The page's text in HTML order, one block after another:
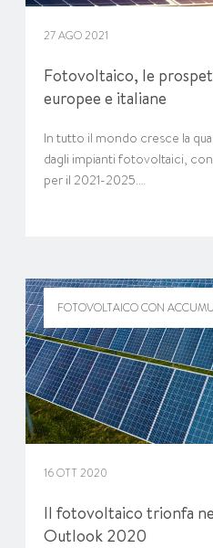
27 AGO 2021
Fotovoltaico, le
europee e italiane
In tutto il mondo cresce la
dagli impianti fotovoltaici,
per il 2021-2025.…
FOTOVOLTAICO CON
16 OTT 2020
Il fotovoltaico trionfa
Outlook 2020